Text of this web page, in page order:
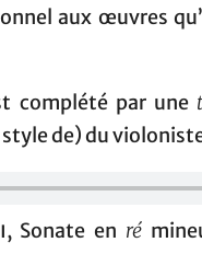
aux œuvres
complété par une
de) du
, Sonate en ré